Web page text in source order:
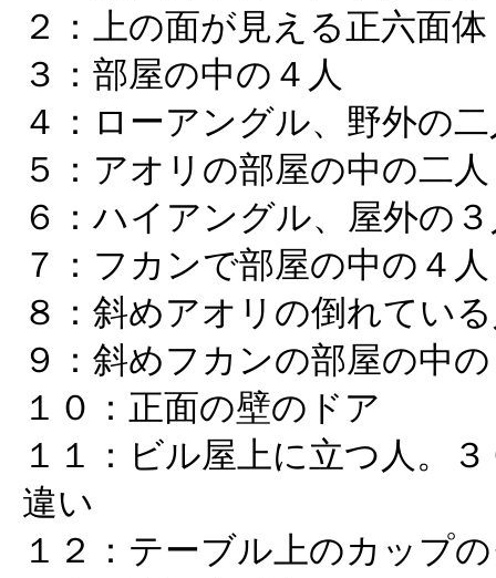
２：上の面が見える正六面体
３：部屋の中の４人
４：ローアングル、野外の
５：アオリの部屋の中の二人
６：ハイアングル、屋外の
７：フカンで部屋の中の４人
８：斜めアオリの倒れてい
９：斜めフカンの部屋の中
１０：正面の壁のドア
１１：ビル屋上に立つ人。
違い
１２：テーブル上のカップ